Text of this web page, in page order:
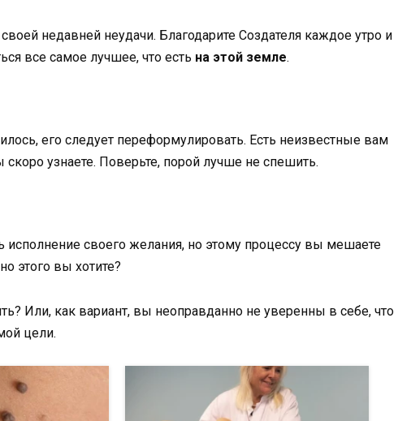
недавней неудачи. Благодарите Создателя каждое утро и
все самое лучшее, что есть на этой земле.
его следует переформулировать. Есть неизвестные вам
скоро узнаете. Поверьте, порой лучше не спешить.
исполнение своего желания, но этому процессу вы мешаете
этого вы хотите?
Или, как вариант, вы неоправданно не уверенны в себе, что
цели.